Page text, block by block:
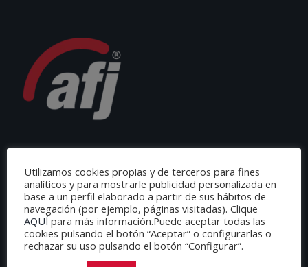
AFJ ESPAÑA
C/ Loeches 65.9
Utilizamos cookies propias y de terceros para fines
analíticos y para mostrarle publicidad personalizada en
base a un perfil elaborado a partir de sus hábitos de
navegación (por ejemplo, páginas visitadas). Clique
AQUÍpara más información.Puede aceptar todas las
cookies pulsando el botón “Aceptar” o configurarlas o
rechazar su uso pulsando el botón “Configurar”.